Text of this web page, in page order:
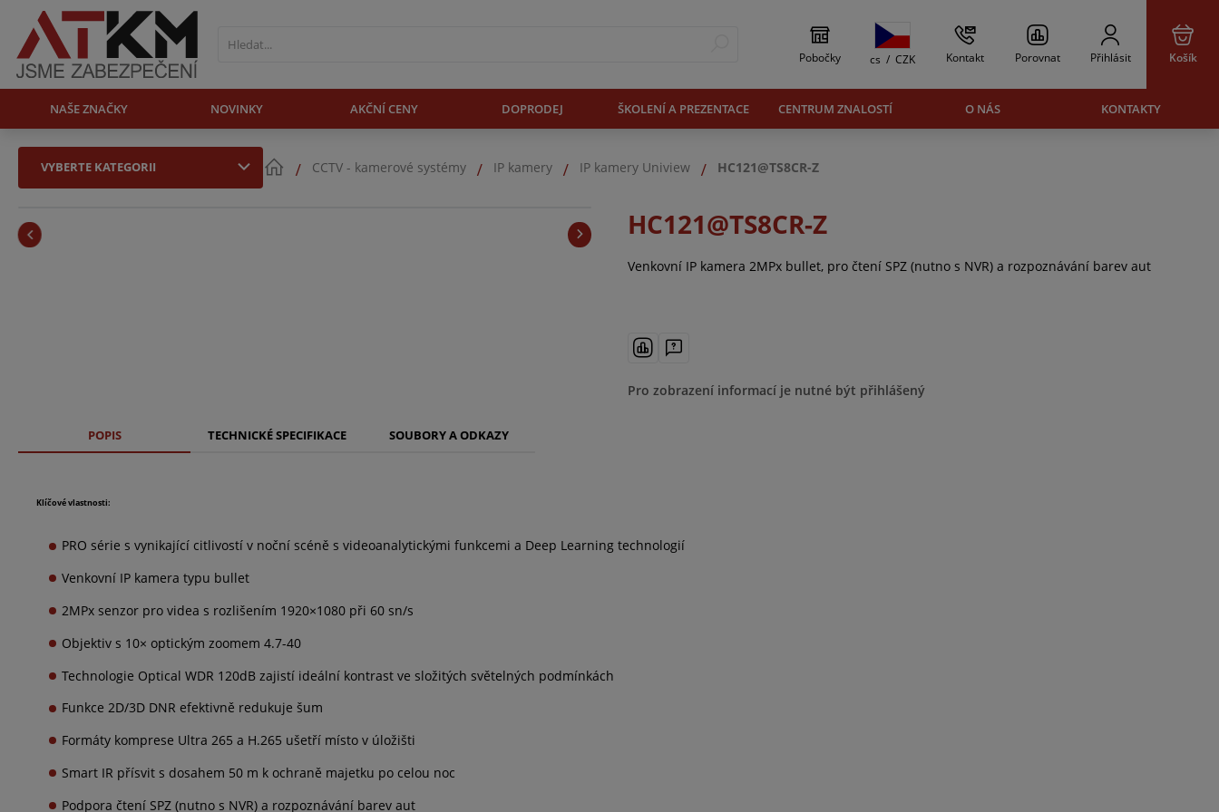
Pobočky cs / CZK Kontakt Porovnat Přihlásit Košík
NAŠE ZNAČKY NOVINKY AKČNÍ CENY DOPRODEJ ŠKOLENÍ A PREZENTACE CENTRUM ZNALOSTÍ O NÁS KONTAKTY
VYBERTE KATEGORII CCTV - kamerové systémy IP kamery IP kamery Uniview HC121@TS8CR-Z
HC121@TS8CR-Z
Venkovní IP kamera 2MPx bullet, pro čtení SPZ (nutno s NVR) a rozpoznávání barev aut
Pro zobrazení informací je nutné být přihlášený
POPIS TECHNICKÉ SPECIFIKACE SOUBORY A ODKAZY
Klíčové vlastnosti:
PRO série s vynikající citlivostí v noční scéně s videoanalytickými funkcemi a Deep Learning technologií
Venkovní IP kamera typu bullet
2MPx senzor pro videa s rozlišením 1920×1080 při 60 sn/s
Objektiv s 10× optickým zoomem 4.7-40
Technologie Optical WDR 120dB zajistí ideální kontrast ve složitých světelných podmínkách
Funkce 2D/3D DNR efektivně redukuje šum
Formáty komprese Ultra 265 a H.265 ušetří místo v úložišti
Smart IR přísvit s dosahem 50 m k ochraně majetku po celou noc
Podpora čtení SPZ (nutno s NVR) a rozpoznávání barev aut